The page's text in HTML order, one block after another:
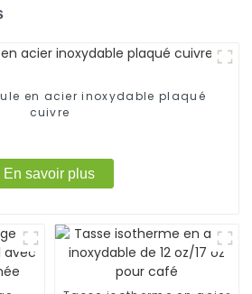
en acier inoxydable plaqué
cuivre
En savoir plus